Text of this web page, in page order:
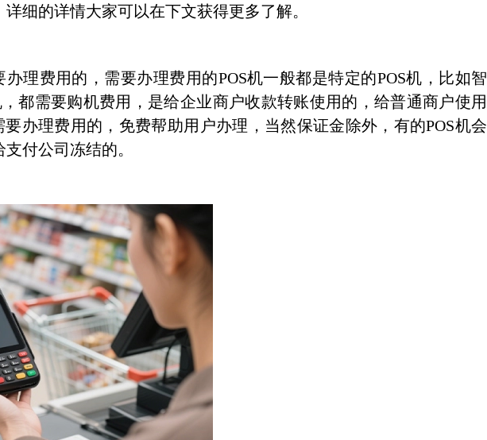
细的详情大家可以在下文获得更多了解。
办理费用的，需要办理费用的POS机一般都是特定的POS机，比如智
，都需要购机费用，是给企业商户收款转账使用的，给普通商户使用
要办理费用的，免费帮助用户办理，当然保证金除外，有的POS机会
付公司冻结的。